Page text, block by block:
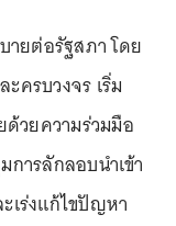
ยต่อรัฐสภา โดย
ครบวงจร เริ่ม
วยความร่วมมือ
ารลักลอบนำเข้า
เร่งแก้ไขปัญหา